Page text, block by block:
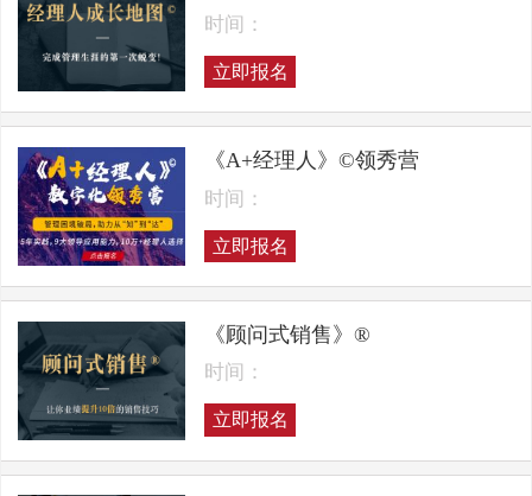
时间：
立即报名
《A+经理人》©领秀营
时间：
立即报名
《顾问式销售》®
时间：
立即报名